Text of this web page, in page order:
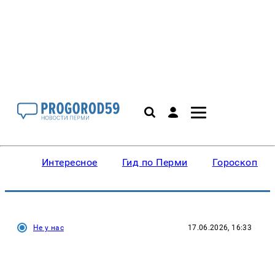
Интересное Гид по Перми Гороскопы
Не у нас 17.06.2026, 16:33